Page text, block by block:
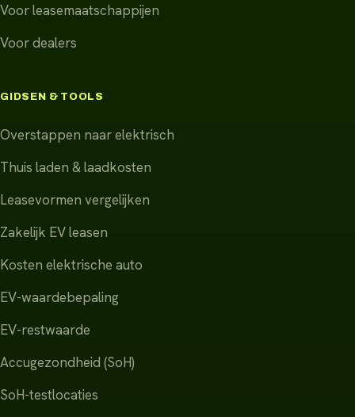
Voor leasemaatschappijen
Voor dealers
GIDSEN & TOOLS
Overstappen naar elektrisch
Thuis laden & laadkosten
Leasevormen vergelijken
Zakelijk EV leasen
Kosten elektrische auto
EV-waardebepaling
EV-restwaarde
Accugezondheid (SoH)
SoH-testlocaties